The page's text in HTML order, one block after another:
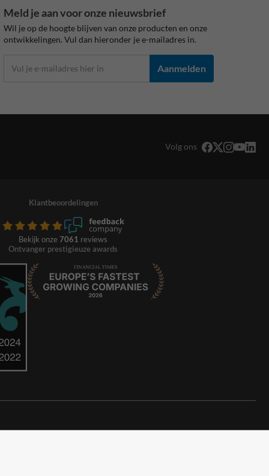
Meld je aan voor onze nieuwsbrief
Wil je op de hoogte blijven van onze producten en onze
ontwikkelingen. Vul dan hieronder je e-mailadres in.
Aanmelden
Volg ons
Klantbeoordelingen
Bekijk onze 7061 reviews
Ontvanger prestigieuze awards